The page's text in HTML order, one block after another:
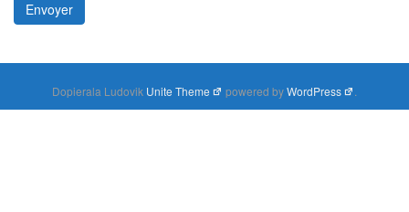
Dopierala Ludovik Unite Theme powered byWordPress .